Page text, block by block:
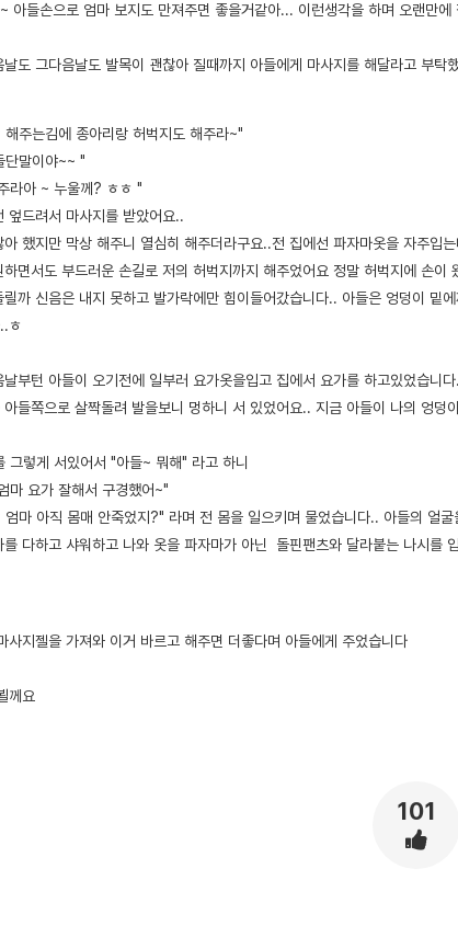
아들손으로 엄마 보지도 만져주면 좋을거같아... 이런생각을 하며 오랜만에
날도 그다음날도 발목이 괜찮아 질때까지 아들에게 마사지를 해달라고 부탁
주는김에 종아리랑 허벅지도 해주라~"
단말이야~~ "
라아 ~ 누울께? ㅎㅎ "
엎드려서 마사지를 받았어요..
아 했지만 막상 해주니 열심히 해주더라구요..전 집에선 파자마옷을 자주입
하면서도 부드러운 손길로 저의 허벅지까지 해주었어요 정말 허벅지에 손
릴까 신음은 내지 못하고 발가락에만 힘이들어갔습니다.. 아들은 엉덩이 밑
ㅎ
날부턴 아들이 오기전에 일부러 요가옷을입고 집에서 요가를 하고있었습
들쪽으로 살짝돌려 발을보니 멍하니 서 있었어요.. 지금 아들이 나의 엉
그렇게 서있어서 "아들~ 뭐해" 라고 하니
마 요가 잘해서 구경했어~"
마 아직 몸매 안죽었지?" 라며 전 몸을 일으키며 물었습니다.. 아들의 얼
를 다하고 샤워하고 나와 옷을 파자마가 아닌 돌핀팬츠와 달라붙는 나시를
사지젤을 가져와 이거 바르고 해주면 더좋다며 아들에게 주었습니다
께요
101